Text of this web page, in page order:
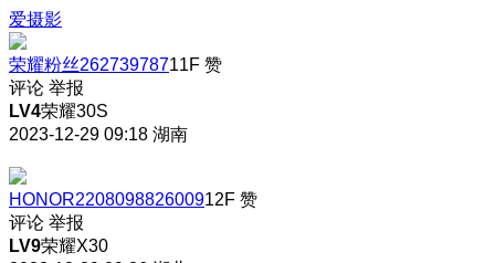
爱摄影
荣耀粉丝26273978711F 赞
评论 举报
LV4荣耀30S
2023-12-29 09:18 湖南
HONOR220809882600912F 赞
评论 举报
LV9荣耀X30